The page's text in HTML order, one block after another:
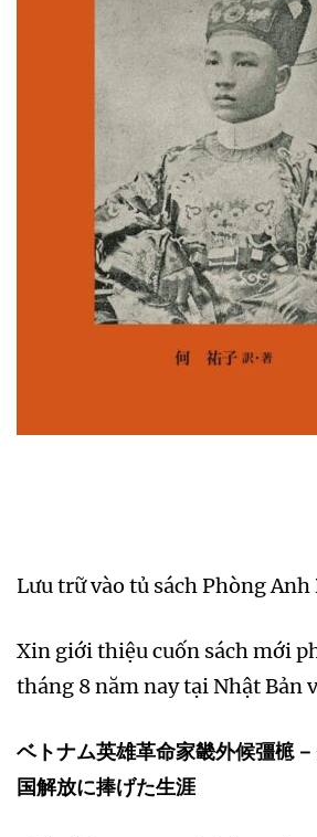
Lưu trữ vào tủ sách Phòng Anh
Xin giới thiệu cuốn sách mới
tháng 8 năm nay tại Nhật Bản
ベトナム英雄革命家畿外候彊㭽
国解放に捧げた生涯